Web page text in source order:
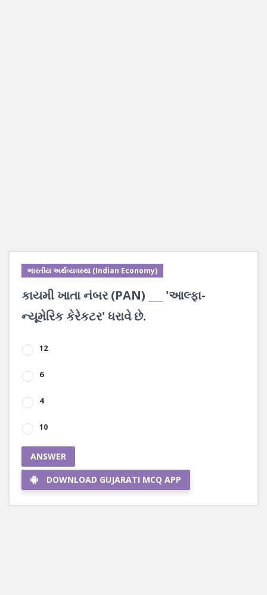
ભારતીય અર્થવ્યવસ્થા (Indian Economy)
કાયમી ખાતા નંબર (PAN) ___ 'આલ્ફા-
ન્યૂમેરિક કેરેકટર' ધરાવે છે.
12
6
4
10
ANSWER
DOWNLOAD GUJARATI MCQ APP